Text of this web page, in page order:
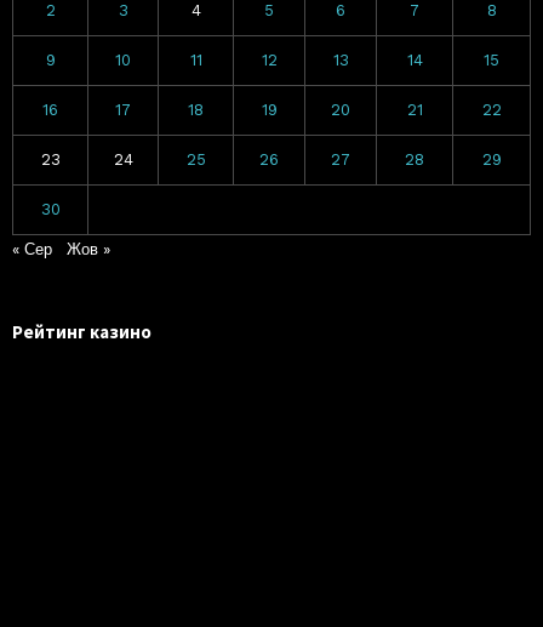
2 3 4 5 6 7 8
9 10 11 12 13 14 15
16 17 18 19 20 21 22
23 24 25 26 27 28 29
30
« Сер Жов »
Рейтинг казино